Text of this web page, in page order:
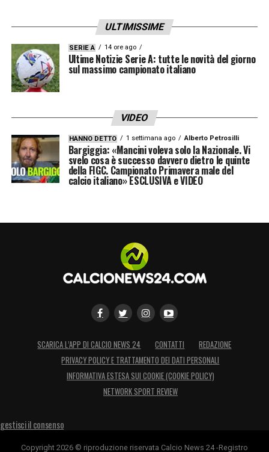
ULTIMISSIME
SERIE A 14 ore ago
Ultime Notizie Serie A: tutte le novità del giorno
sul massimo campionato italiano
VIDEO
HANNO DETTO 1 settimana ago Alberto Petrosilli
Bargiggia: «Mancini voleva solo la Nazionale. Vi
svelo cosa è successo davvero dietro le quinte
della FIGC. Campionato Primavera male del
calcio italiano» ESCLUSIVA e VIDEO
SCARICA L’APP DI CALCIO NEWS 24 CONTATTI
REDAZIONE
PRIVACY POLICY E TRATTAMENTO DEI DATI PERSONALI
INFORMATIVA ESTESA SUI COOKIE (COOKIE POLICY)
NETWORK SPORT REVIEW
gestisci il consenso
Copyright 2026 © riproduzione riservata Calcio News 24 -Registro